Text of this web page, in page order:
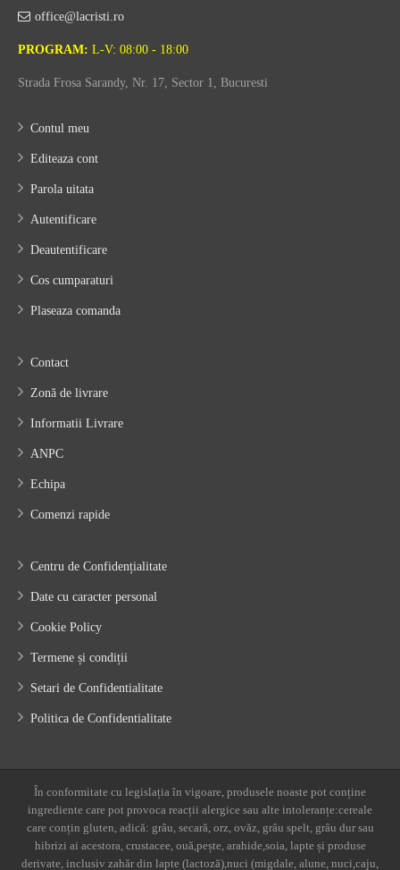
office@lacristi.ro
PROGRAM: L-V: 08:00 - 18:00
Strada Frosa Sarandy, Nr. 17, Sector 1, Bucuresti
Contul meu
Editeaza cont
Parola uitata
Autentificare
Deautentificare
Cos cumparaturi
Plaseaza comanda
Contact
Zonă de livrare
Informatii Livrare
ANPC
Echipa
Comenzi rapide
Centru de Confidențialitate
Date cu caracter personal
Cookie Policy
Termene și condiții
Setari de Confidentialitate
Politica de Confidentialitate
În conformitate cu legislația în vigoare, produsele noaste pot conține
ingrediente care pot provoca reacții alergice sau alte intoleranțe:cereale
care conțin gluten, adică: grâu, secară, orz, ovăz, grâu spelt, grâu dur sau
hibrizi ai acestora, crustacee, ouă,pește, arahide,soia, lapte și produse
derivate, inclusiv zahăr din lapte (lactoză),nuci (migdale, alune, nuci,caju,